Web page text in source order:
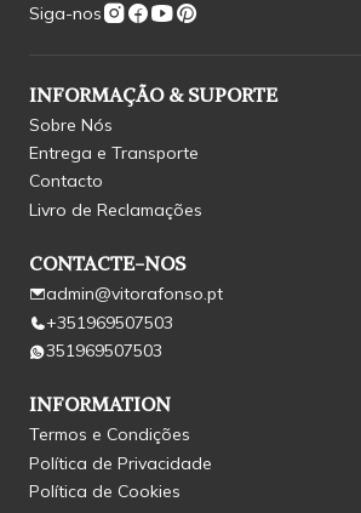
Siga-nos
INFORMAÇÃO & SUPORTE
Sobre Nós
Entrega e Transporte
Contacto
Livro de Reclamações
CONTACTE-NOS
admin@vitorafonso.pt
+351969507503
351969507503
INFORMATION
Termos e Condições
Política de Privacidade
Política de Cookies